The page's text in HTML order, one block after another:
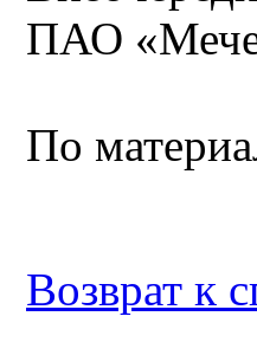
ПАО
По
Возврат к